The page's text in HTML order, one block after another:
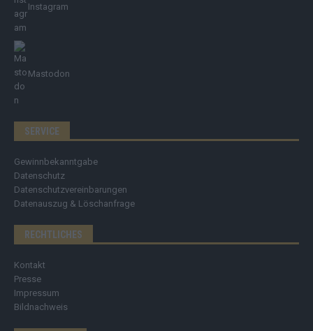
Instagram
Mastodon
SERVICE
Gewinnbekanntgabe
Datenschutz
Datenschutzvereinbarungen
Datenauszug & Löschanfrage
RECHTLICHES
Kontakt
Presse
Impressum
Bildnachweis